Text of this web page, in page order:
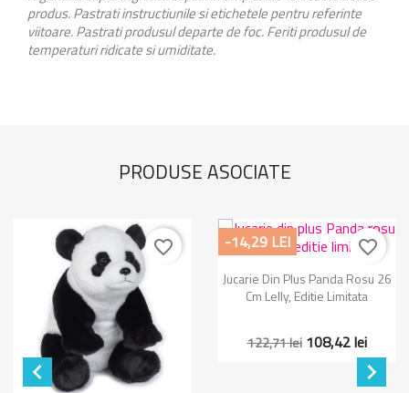
produs. Pastrati instructiunile si etichetele pentru referinte
viitoare. Pastrati produsul departe de foc. Feriti produsul de
temperaturi ridicate si umiditate.
PRODUSE ASOCIATE

favorite_border
Jucarie Din Plus Panda Rosu 26
Cm Lelly, Editie Limitata
122,71 lei 108,42 lei
-14,29 LEI favorite_border
